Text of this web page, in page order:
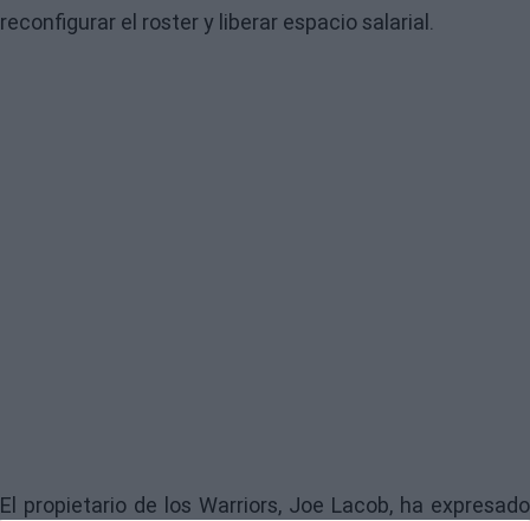
reconfigurar el roster y liberar espacio salarial.
El propietario de los Warriors, Joe Lacob, ha expresado